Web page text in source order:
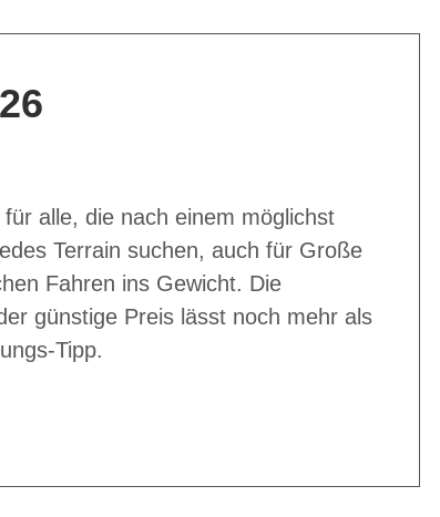
alle, die nach einem möglichst
Terrain suchen, auch für Große
Fahren ins Gewicht. Die
günstige Preis lässt noch mehr als
Tipp.